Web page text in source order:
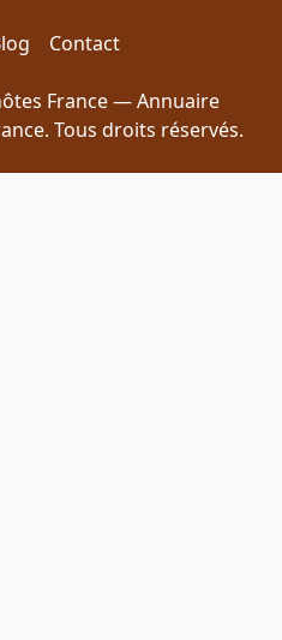
Contact
France — Annuaire
Tous droits réservés.